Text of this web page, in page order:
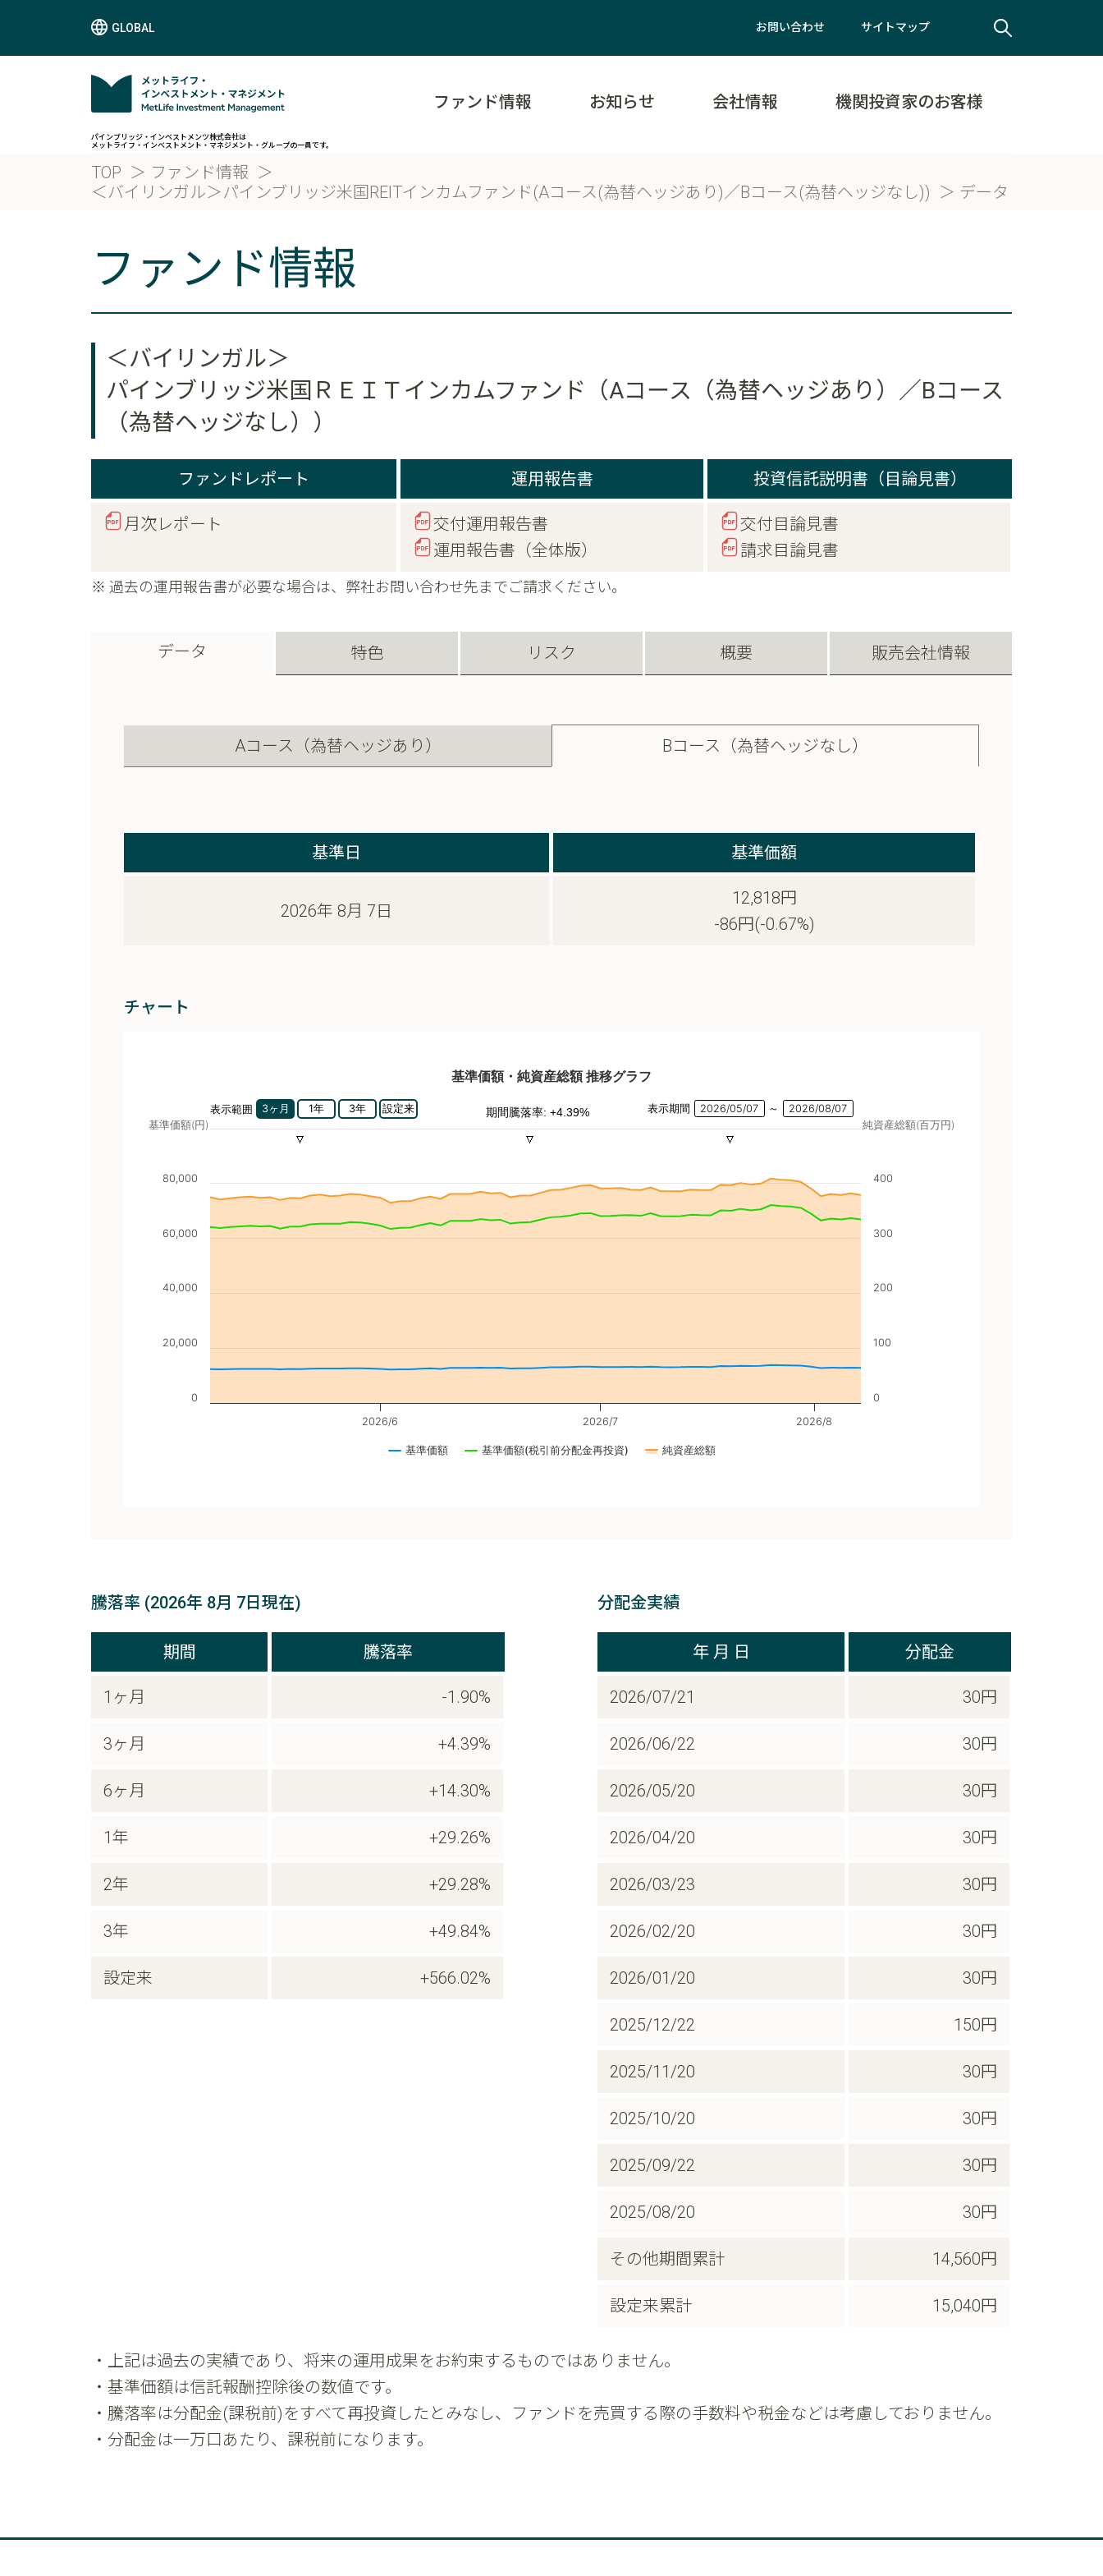
GLOBAL お問い合わせ サイトマップ
パインブリッジ・インベストメンツ株式会社は
メットライフ・インベストメント・マネジメント・グループの一員です。
ファンド情報 お知らせ 会社情報 機関投資家のお客様
TOP
ファンド情報
＜バイリンガル＞パインブリッジ米国REITインカムファンド(Aコース(為替ヘッジあり)／Bコース(為替ヘッジなし))
データ
ファンド情報
＜バイリンガル＞
パインブリッジ米国ＲＥＩＴインカムファンド（Aコース（為替ヘッジあり）／Bコース
（為替ヘッジなし））
ファンドレポート 運用報告書 投資信託説明書（目論見書）
月次レポート
交付運用報告書
運用報告書（全体版）
交付目論見書
請求目論見書
※ 過去の運用報告書が必要な場合は、弊社お問い合わせ先までご請求ください。
データ 特色 リスク 概要 販売会社情報
Aコース（為替ヘッジあり） Bコース（為替ヘッジなし）